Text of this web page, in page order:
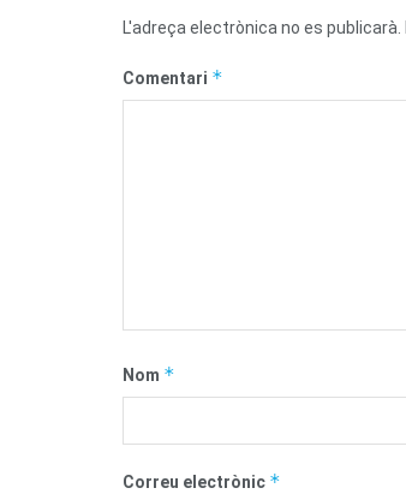
L'adreça electrònica no es publicarà.
Comentari *
Nom *
Correu electrònic *